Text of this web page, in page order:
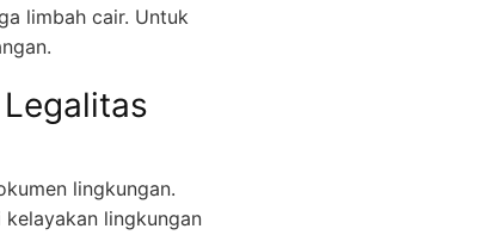
limbah cair. Untuk
lingkungan.
lingkungan